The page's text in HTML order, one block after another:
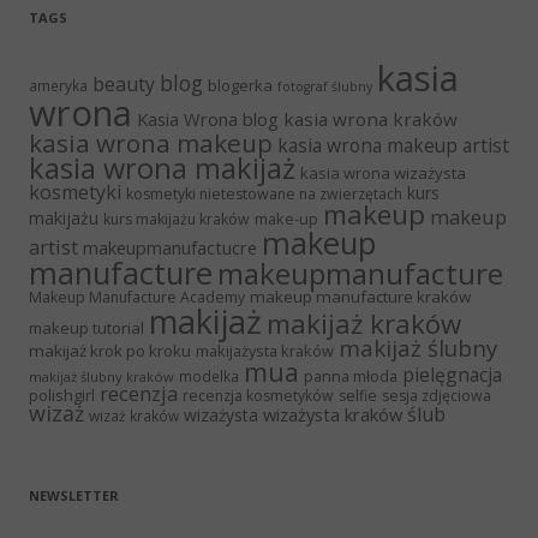
TAGS
ameryka beauty blog blogerka fotograf ślubny kasia
wrona Kasia Wrona blog kasia wrona kraków
kasia wrona makeup kasia wrona makeup artist
kasia wrona makijaż kasia wrona wizażysta
kosmetyki kosmetyki nietestowane na zwierzętach kurs
makijażu kurs makijażu kraków make-up makeup makeup
artist makeupmanufactucre makeup
manufacture makeupmanufacture
Makeup Manufacture Academy makeup manufacture kraków
makeup tutorial makijaż makijaż kraków
makijaż krok po kroku makijażysta kraków makijaż ślubny
makijaż ślubny kraków modelka mua panna młoda pielęgnacja
polishgirl recenzja recenzja kosmetyków selfie sesja zdjęciowa
wizaż wizaż kraków wizażysta wizażysta kraków ślub
NEWSLETTER